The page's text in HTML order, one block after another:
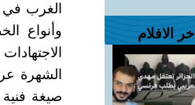
اخر الافلام
الغرب في
وأنواع
الشهرة
صيغة